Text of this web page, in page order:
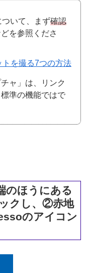
いて、まず確認
を参照くださ
トを撮る7つの方法
ャ」は、リンク
準の機能ではで
のほうにある
クし、②赤地
のアイコン